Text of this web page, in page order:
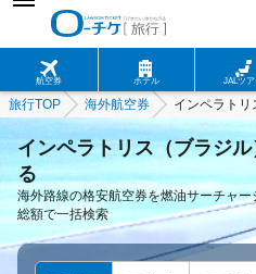
航空券 ホテル JALツ
旅行TOP 海外航空券 インペラト
インペラトリス（ブラジ
る
海外路線の格安航空券を燃油サーチャ
総額で一括検索